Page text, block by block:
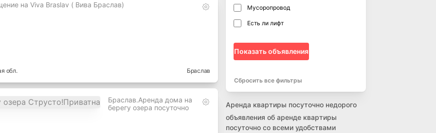
на Viva Braslav ( Вива Браслав)
обл. Браслав
Браслав.Аренда дома на
берегу озера посуточно
Мусоропровод
Есть ли лифт
Показать объявления
Сбросить все фильтры
Аренда квартиры посуточно недорого
объявления об аренде квартиры
посуточно со всеми удобствами